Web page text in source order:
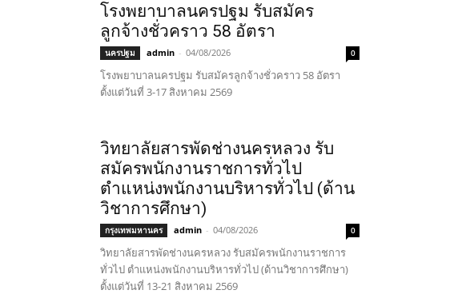
โรงพยาบาลนครปฐม รับสมัคร
ลูกจ้างชั่วคราว 58 อัตรา
นครปฐม admin - 04/08/2026 0
โรงพยาบาลนครปฐม รับสมัครลูกจ้างชั่วคราว 58 อัตรา
ตั้งแต่วันที่ 3-17 สิงหาคม 2569
วิทยาลัยสารพัดช่างนครหลวง รับ
สมัครพนักงานราชการทั่วไป
ตำแหน่งพนักงานบริหารทั่วไป (ด้าน
วิชาการศึกษา)
กรุงเทพมหานคร admin - 04/08/2026 0
วิทยาลัยสารพัดช่างนครหลวง รับสมัครพนักงานราชการ
ทั่วไป ตำแหน่งพนักงานบริหารทั่วไป (ด้านวิชาการศึกษา)
ตั้งแต่วันที่ 13-21 สิงหาคม 2569